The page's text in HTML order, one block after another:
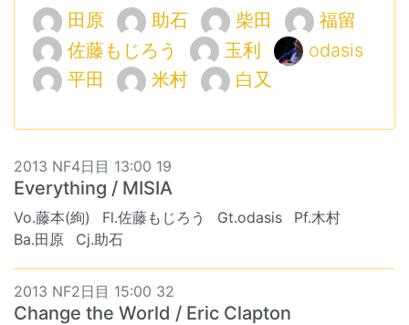
田原 助石 柴田
福留
佐藤もじろう
玉利
odasis
平田
米村 白又
2013 NF4日目 13:00 19
Everything / MISIA
Vo.藤本(絢) Fl.佐藤もじろう Gt.odasis
Pf.木村
Ba.田原
Cj.助石
2013 NF2日目 15:00 32
Change the World / Eric Clapton